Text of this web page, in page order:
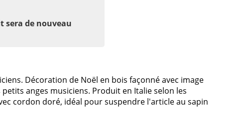
sera de nouveau
Décoration de Noël en bois façonné avec image
anges musiciens. Produit en Italie selon les
cordon doré, idéal pour suspendre l'article au sapin